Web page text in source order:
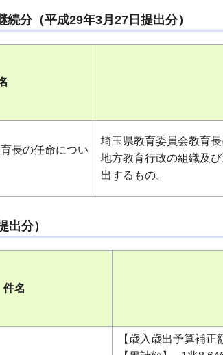
分（平成29年3月27日提出分）
長の任命につい
埼玉県教育委員会教育
地方教育行政の組織及
出するもの。
出分）
件名
【歳入歳出予算補